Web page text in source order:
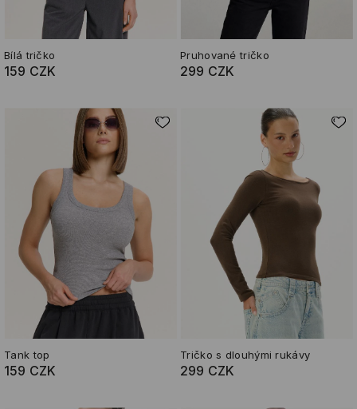
Bílá tričko
159 CZK
Pruhované tričko
299 CZK
Tank top
159 CZK
Tričko s dlouhými rukávy
299 CZK